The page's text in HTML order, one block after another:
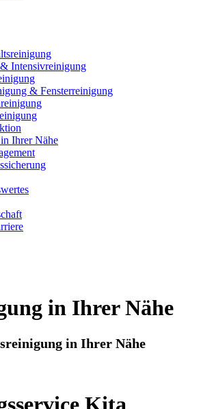
Intensivreinigung
& Fensterreinigung
Ihrer Nähe
in Ihrer Nähe
in Ihrer Nähe